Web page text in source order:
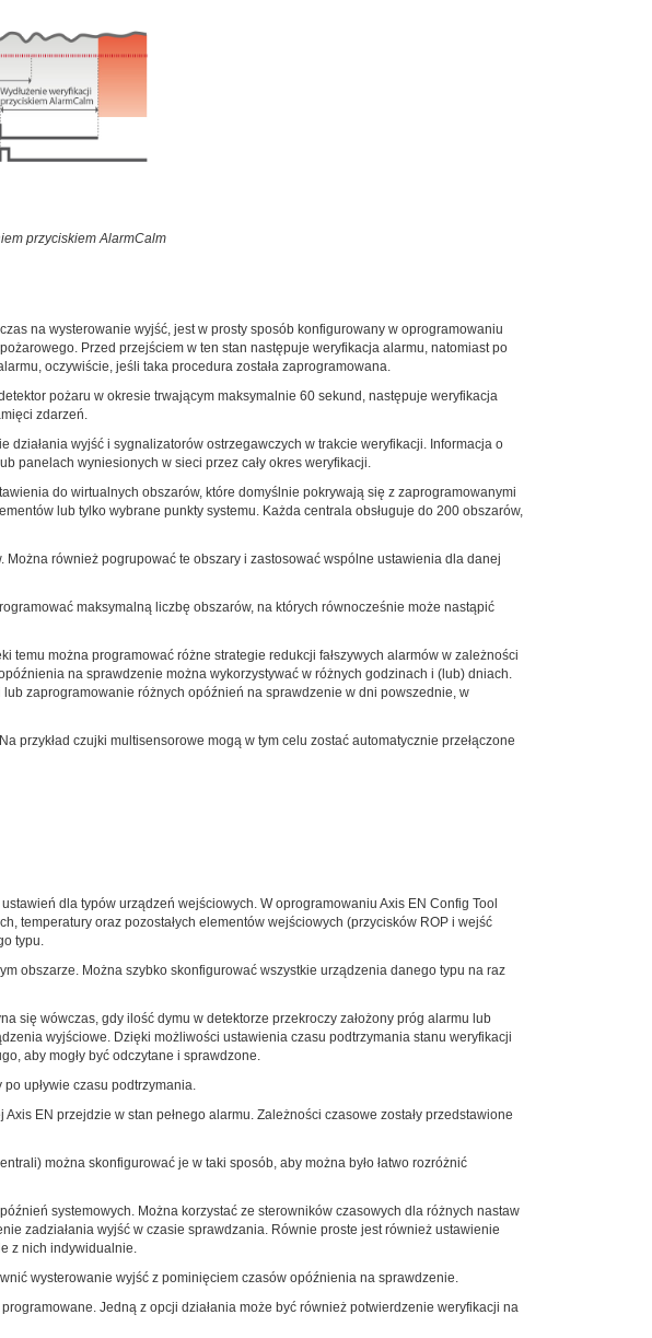
przyciskiem AlarmCalm
na wysterowanie wyjść, jest w prosty sposób konfigurowany w oprogramowaniu
Przed przejściem w ten stan następuje weryfikacja alarmu, natomiast po
oczywiście, jeśli taka procedura została zaprogramowana.
pożaru w okresie trwającym maksymalnie 60 sekund, następuje weryfikacja
zdarzeń.
wyjść i sygnalizatorów ostrzegawczych w trakcie weryfikacji. Informacja o
panelach wyniesionych w sieci przez cały okres weryfikacji.
do wirtualnych obszarów, które domyślnie pokrywają się z zaprogramowanymi
lub tylko wybrane punkty systemu. Każda centrala obsługuje do 200 obszarów,
również pogrupować te obszary i zastosować wspólne ustawienia dla danej
maksymalną liczbę obszarów, na których równocześnie może nastąpić
można programować różne strategie redukcji fałszywych alarmów w zależności
na sprawdzenie można wykorzystywać w różnych godzinach i (lub) dniach.
zaprogramowanie różnych opóźnień na sprawdzenie w dni powszednie, w
przykład czujki multisensorowe mogą w tym celu zostać automatycznie przełączone
dla typów urządzeń wejściowych. W oprogramowaniu Axis EN Config Tool
temperatury oraz pozostałych elementów wejściowych (przycisków ROP i wejść
typu.
obszarze. Można szybko skonfigurować wszystkie urządzenia danego typu na raz
się wówczas, gdy ilość dymu w detektorze przekroczy założony próg alarmu lub
wyjściowe. Dzięki możliwości ustawienia czasu podtrzymania stanu weryfikacji
aby mogły być odczytane i sprawdzone.
upływie czasu podtrzymania.
EN przejdzie w stan pełnego alarmu. Zależności czasowe zostały przedstawione
można skonfigurować je w taki sposób, aby można było łatwo rozróżnić
systemowych. Można korzystać ze sterowników czasowych dla różnych nastaw
zadziałania wyjść w czasie sprawdzania. Równie proste jest również ustawienie
z nich indywidualnie.
wysterowanie wyjść z pominięciem czasów opóźnienia na sprawdzenie.
Jedną z opcji działania może być również potwierdzenie weryfikacji na